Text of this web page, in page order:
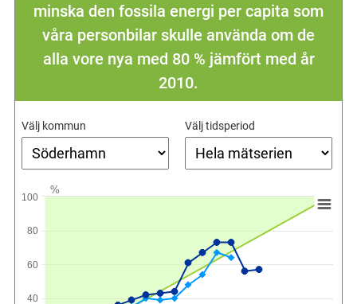
minska den fossila energi per capita som
våra personbilar skulle använda om de
alla vore nya med 80 % jämfört med år
2010.
Välj kommun Välj tidsperiod
%
40
60
80
100